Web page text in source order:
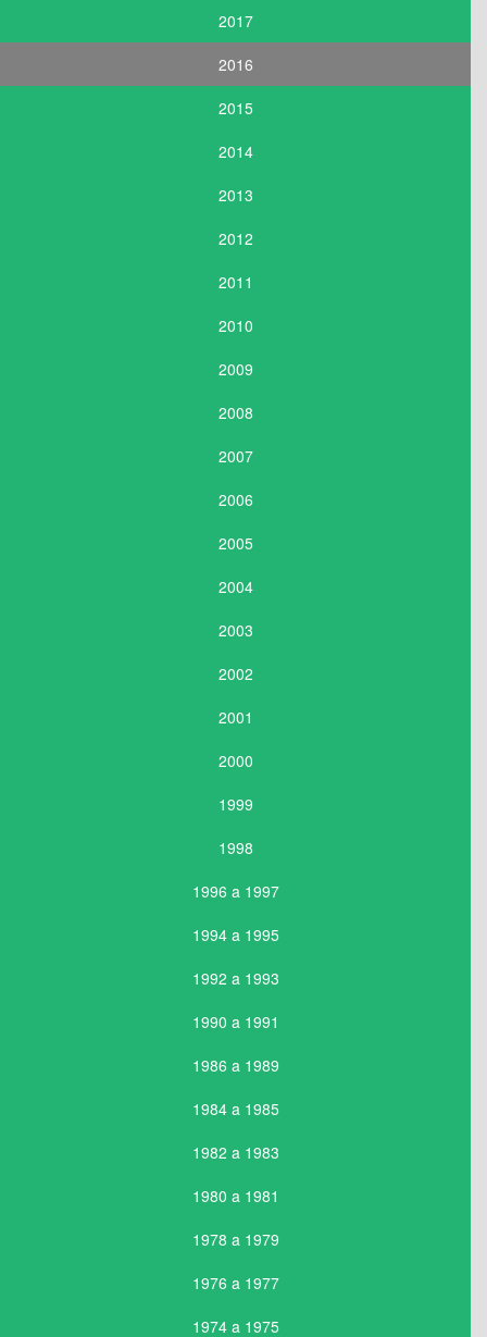
2017
2016
2015
2014
2013
2012
2011
2010
2009
2008
2007
2006
2005
2004
2003
2002
2001
2000
1999
1998
1996 a 1997
1994 a 1995
1992 a 1993
1990 a 1991
1986 a 1989
1984 a 1985
1982 a 1983
1980 a 1981
1978 a 1979
1976 a 1977
1974 a 1975